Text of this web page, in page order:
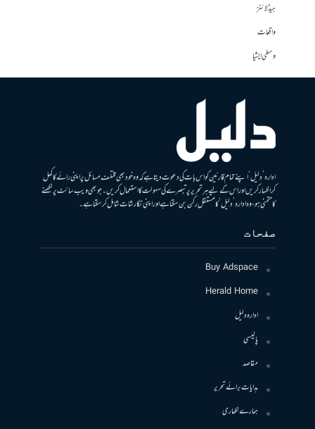
ہیڈلائنز
واقعات
وسطی ایشیا
ادارہ ’دلیل‘ اپنے تمام قارئین کو اس بات کی دعوت دیتا ہے کہ وہ خود بھی مختلف مسائل پر اپنی رائے کا کھل
کر اظہار کریں اور اس کے لیے ہر تحریر پر تبصرے کی سہولت کا استعمال کریں۔ جو بھی ویب سائٹ پر لکھنے
کا متمنی ہو، وہ ادارہ ’دلیل‘ کا مستقل رکن بن سکتا ہے اور اپنی نگارشات شامل کرسکتا ہے۔
صفحات
Buy Adspace
Herald Home
ادارہ دلیل
پالیسی
مقاصد
ہدایات برائے تحریر
ہمارے لکھاری